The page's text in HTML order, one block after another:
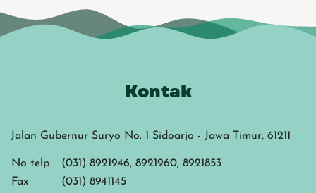
Kontak
Jalan Gubernur Suryo No. 1 Sidoarjo - Jawa Timur, 61211
No telp
(031) 8921946, 8921960, 8921853
Fax
(031) 8941145